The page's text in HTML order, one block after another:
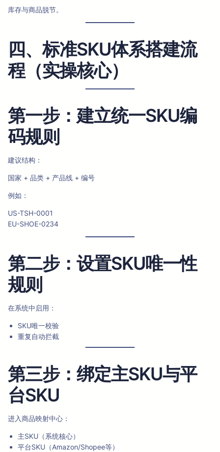
库存与商品脱节。
四、标准SKU体系搭建流
程（实操核心）
第一步：建立统一SKU编
码规则
建议结构：
国家 + 品类 + 产品线 + 编号
例如：
US-TSH-0001
EU-SHOE-0234
第二步：设置SKU唯一性
规则
在系统中启用：
SKU唯一校验
重复自动拦截
第三步：绑定主SKU与平
台SKU
进入商品映射中心：
主SKU（系统核心）
平台SKU（Amazon/Shopee等）